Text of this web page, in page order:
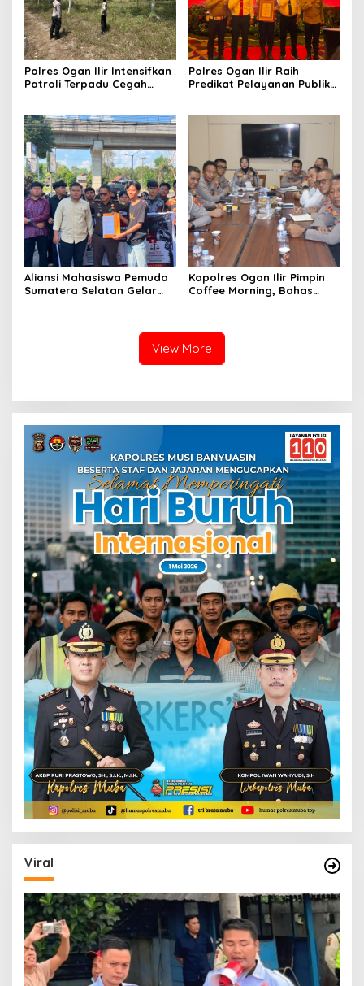
Polres Ogan Ilir Intensifkan
Patroli Terpadu Cegah
Polres Ogan Ilir Raih
Predikat Pelayanan Publik
Polda Sumsel
Aliansi Mahasiswa Pemuda
Sumatera Selatan Gelar
Sertifikasi Guru di Ogan Ilir
Kapolres Ogan Ilir Pimpin
Coffee Morning, Bahas
View More
Viral